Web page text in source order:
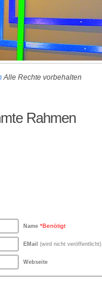
Alle Rechte vorbehalten
Rahmen
Name *Benötigt
EMail (wird nicht veröffentlicht)
Webseite